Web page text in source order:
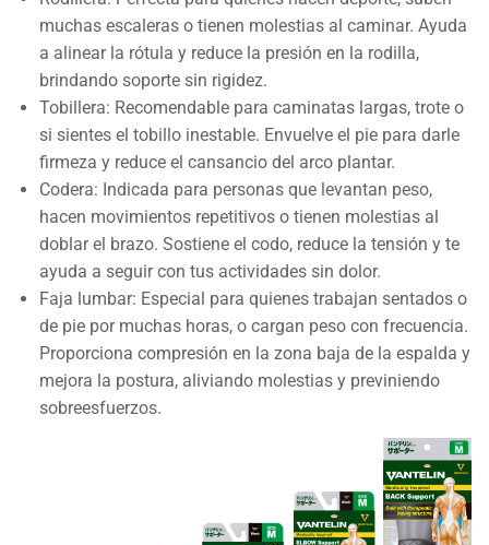
muchas escaleras o tienen molestias al caminar. Ayuda
a alinear la rótula y reduce la presión en la rodilla,
brindando soporte sin rigidez.
Tobillera: Recomendable para caminatas largas, trote o
si sientes el tobillo inestable. Envuelve el pie para darle
firmeza y reduce el cansancio del arco plantar.
Codera: Indicada para personas que levantan peso,
hacen movimientos repetitivos o tienen molestias al
doblar el brazo. Sostiene el codo, reduce la tensión y te
ayuda a seguir con tus actividades sin dolor.
Faja lumbar: Especial para quienes trabajan sentados o
de pie por muchas horas, o cargan peso con frecuencia.
Proporciona compresión en la zona baja de la espalda y
mejora la postura, aliviando molestias y previniendo
sobreesfuerzos.